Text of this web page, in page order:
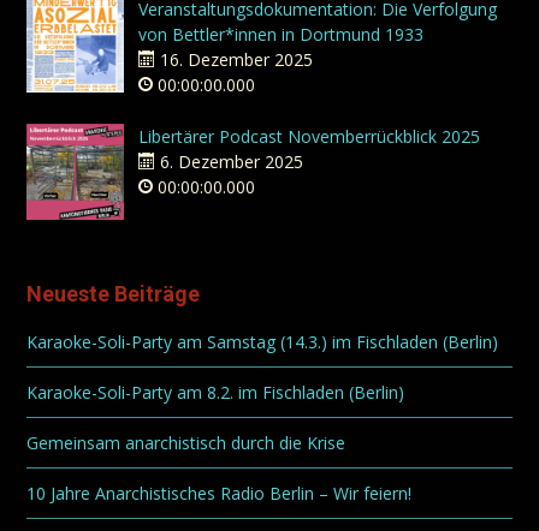
Veranstaltungsdokumentation: Die Verfolgung
von Bettler*innen in Dortmund 1933
16. Dezember 2025
00:00:00.000
Libertärer Podcast Novemberrückblick 2025
6. Dezember 2025
00:00:00.000
Neueste Beiträge
Karaoke-Soli-Party am Samstag (14.3.) im Fischladen (Berlin)
Karaoke-Soli-Party am 8.2. im Fischladen (Berlin)
Gemeinsam anarchistisch durch die Krise
10 Jahre Anarchistisches Radio Berlin – Wir feiern!